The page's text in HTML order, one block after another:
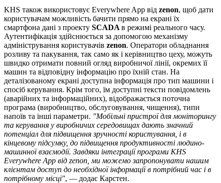
KHS також використовує Everywhere App від zenon, щоб дати
користувачам можливість бачити прямо на екрані їх
смартфона дані з проекту SCADA в режимі реального часу.
Аутентифікація здійснюється за допомогою механізму
адміністрування користувачів zenon. Оператори обладнання
розливу та пакування, так само як і керівництво цеху, можуть
швидко отримати повний огляд виробничої лінії, окремих її
машин та відповідну інформацію про їхній стан. На
деталізованому екрані доступна інформація про тип машини і
спосіб керування. Крім того, їм доступні тексти повідомлень
(аварійних та інформаційних), відображається поточна
програма (виробництво, обслуговування, чищення), типи
напоїв та інші параметри. "Мобільні пристрої для моніторингу
та керування у виробничих середовищах дають значний
потенціал для підвищення зручності користування, і в
кінцевому підсумку, до підвищення продуктивності людино-
машинної взаємодії. Завдяки інтеграції програми KHS
Everywhere App від zenon, ми можемо запропонувати нашим
клієнтам доступ до необхідної інформації в потрібний час і в
потрібному місці", — додає Карстен.